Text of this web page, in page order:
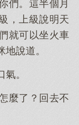
們。這半個月
，上級說明天
就可以坐火車
說道。
。
麼了？回去不